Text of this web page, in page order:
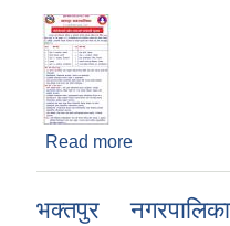
Read more
भक्तपुर